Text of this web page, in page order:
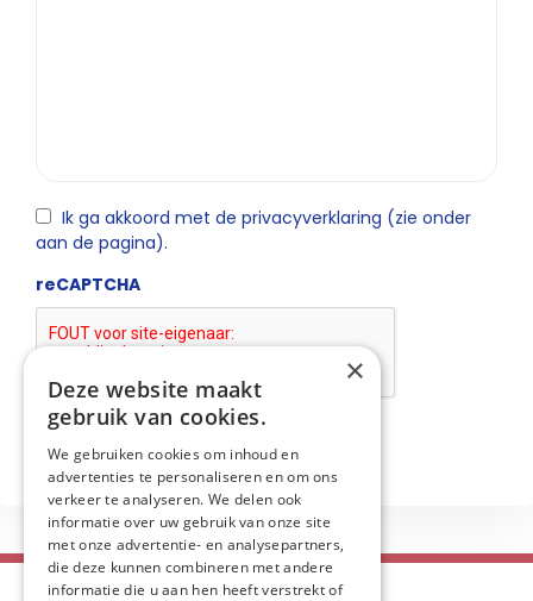
Ik ga akkoord met de privacyverklaring (zie onder
aan de pagina).
reCAPTCHA
×
Deze website maakt
gebruik van cookies.
We gebruiken cookies om inhoud en
advertenties te personaliseren en om ons
verkeer te analyseren. We delen ook
informatie over uw gebruik van onze site
met onze advertentie- en analysepartners,
die deze kunnen combineren met andere
informatie die u aan hen heeft verstrekt of